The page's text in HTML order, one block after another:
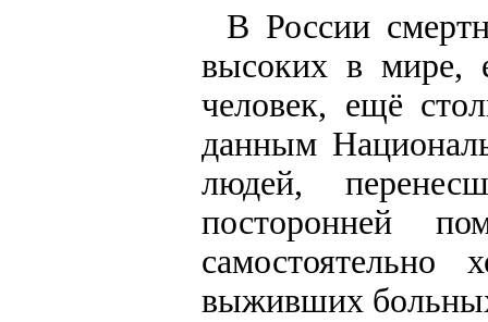
В России
высоких в мире,
человек, ещё
данным
людей,
посторонней
выживших